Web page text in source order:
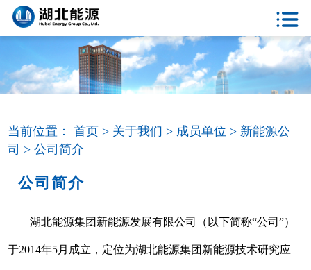
当前位置：首页 > 关于我们 > 成员单位 > 新能源公
司 >公司简介
公司简介
湖北能源集团新能源发展有限公司（以下简称“公司”）
于2014年5月成立，定位为湖北能源集团新能源技术研究应